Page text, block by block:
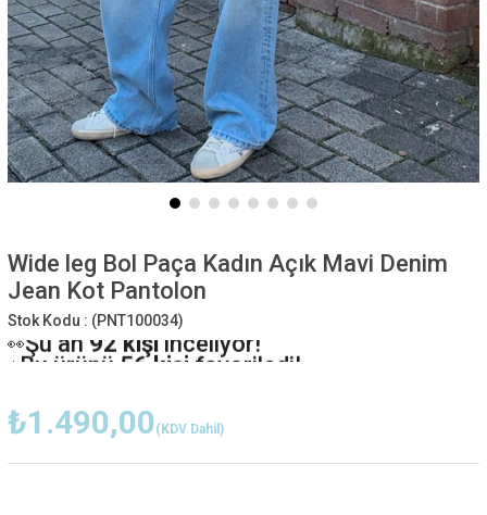
Wide leg Bol Paça Kadın Açık Mavi Denim
Jean Kot Pantolon
Stok Kodu : (PNT100034)
👀Şu an 92 kişiinceliyor!
⭐️Bu ürünü 56 kişifavoriledi!
₺1.490,00 (KDV Dahil)